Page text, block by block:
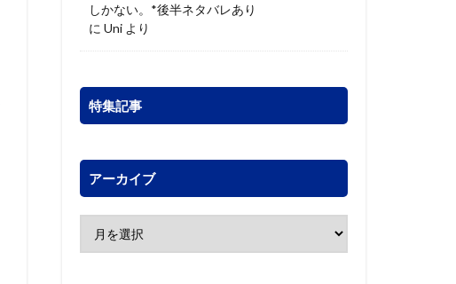
しかない。*後半ネタバレあり
に Uni より
特集記事
アーカイブ